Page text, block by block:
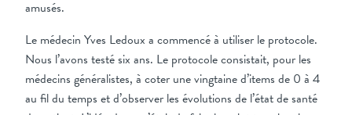
amusés.
Le médecin Yves Ledoux a commencé à utiliser le protocole.
Nous l’avons testé six ans. Le protocole consistait, pour les
médecins généralistes, à coter une vingtaine d’items de 0 à 4
au fil du temps et d’observer les évolutions de l’état de santé